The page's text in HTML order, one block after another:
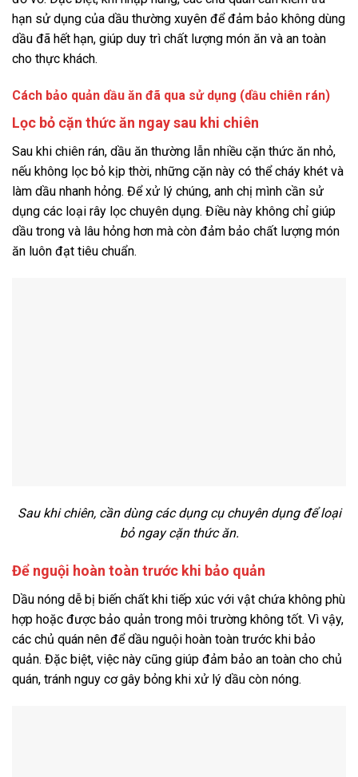
hạn sử dụng của dầu thường xuyên để đảm bảo không dùng
dầu đã hết hạn, giúp duy trì chất lượng món ăn và an toàn
cho thực khách.
Cách bảo quản dầu ăn đã qua sử dụng (dầu chiên rán)
Lọc bỏ cặn thức ăn ngay sau khi chiên
Sau khi chiên rán, dầu ăn thường lẫn nhiều cặn thức ăn nhỏ,
nếu không lọc bỏ kịp thời, những cặn này có thể cháy khét và
làm dầu nhanh hỏng. Để xử lý chúng, anh chị mình cần sử
dụng các loại rây lọc chuyên dụng. Điều này không chỉ giúp
dầu trong và lâu hỏng hơn mà còn đảm bảo chất lượng món
ăn luôn đạt tiêu chuẩn.
Sau khi chiên, cần dùng các dụng cụ chuyên dụng để loại
bỏ ngay cặn thức ăn.
Để nguội hoàn toàn trước khi bảo quản
Dầu nóng dễ bị biến chất khi tiếp xúc với vật chứa không phù
hợp hoặc được bảo quản trong môi trường không tốt. Vì vậy,
các chủ quán nên để dầu nguội hoàn toàn trước khi bảo
quản. Đặc biệt, việc này cũng giúp đảm bảo an toàn cho chủ
quán, tránh nguy cơ gây bỏng khi xử lý dầu còn nóng.